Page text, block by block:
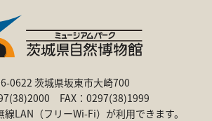
0622 茨城県坂東市大崎700
FAX：0297(38)1999
LAN（フリーWi-Fi）が利用できます。